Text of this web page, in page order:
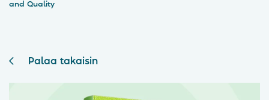
and Quality
Palaa takaisin